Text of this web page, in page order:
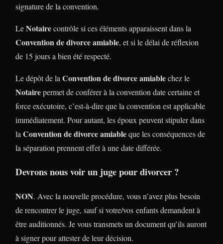
signature de la convention.
LeNotairecontrôle si ces éléments apparaissent dans la
Convention de divorce amiable, et si le délai de réflexion
de 15 jours a bien été respecté.
Le dépôt de la Convention de divorce amiablechez le
Notairepermet de conférer à la convention date certaine et
force exécutoire, c’est-à-dire que la convention est applicable
immédiatement. Pour autant, les époux peuvent stipuler dans
la Convention de divorce amiableque les conséquences de
la séparation prennent effet à une date différée.
Devrons nous voir un juge pour divorcer ?
NON. Avec la nouvelle procédure, vous n’avez plus besoin
de rencontrer le juge, sauf si votre/vos enfants demandent à
être auditionnés. Je vous transmets un document qu’ils auront
à signer pour attester de leur décision.